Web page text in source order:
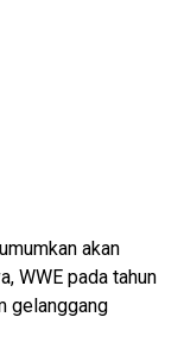
akan
WWE pada tahun
gelanggang